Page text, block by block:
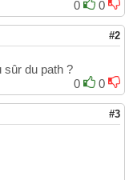
0
0
#2
sûr du path ?
0
0
#3